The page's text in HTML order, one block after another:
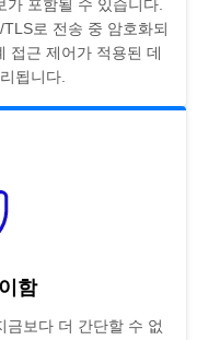
가 포함될 수 있습니다.
로 전송 중 암호화되
접근 제어가 적용된 데
됩니다.
함
금보다 더 간단할 수 없